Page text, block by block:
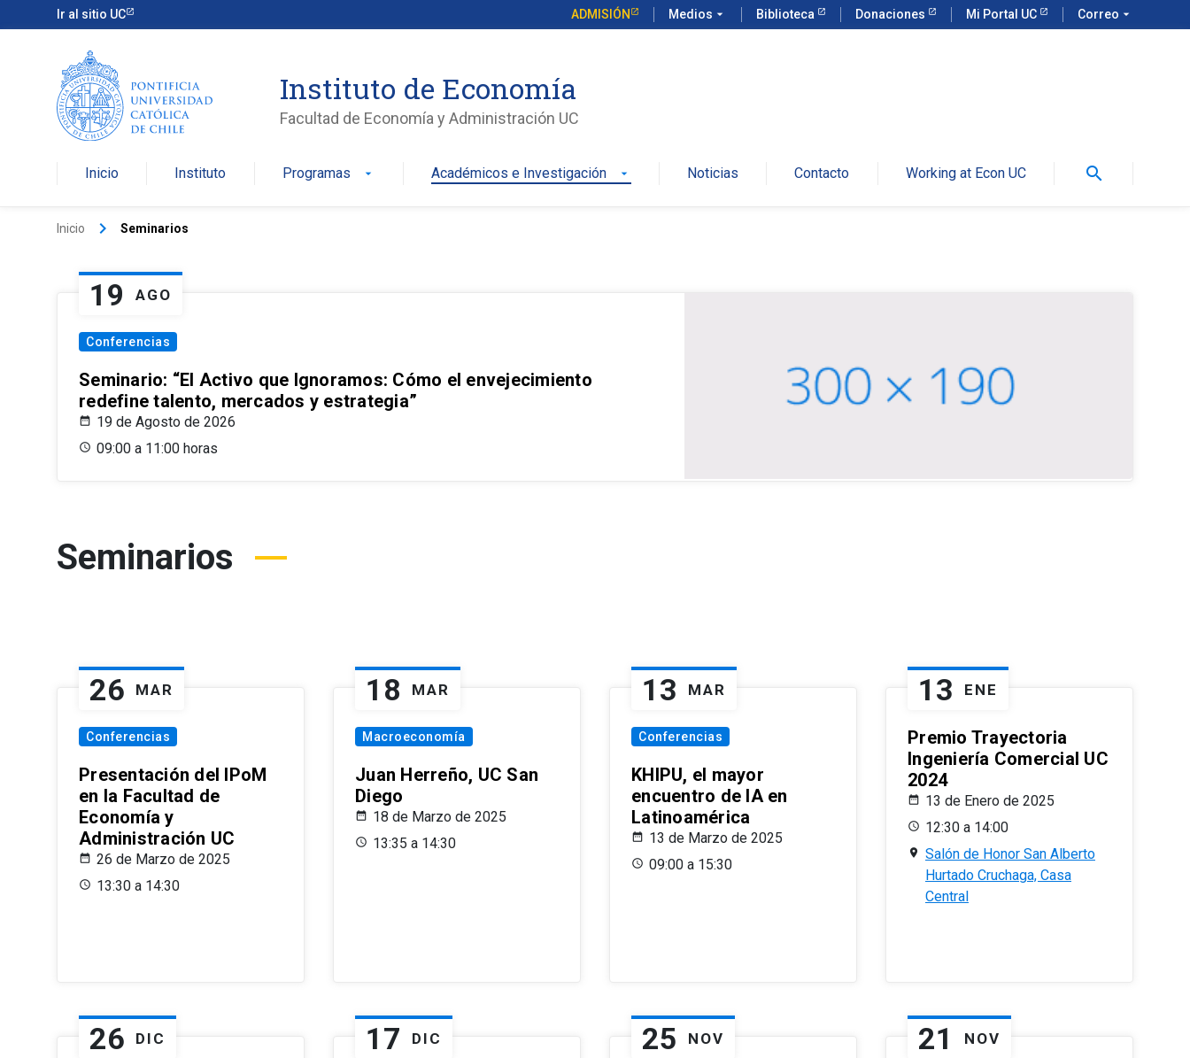
Ir al sitio UC ADMISIÓN Medios arrow_drop_down Biblioteca Donaciones Mi Portal UC Correo arrow_drop_down
Instituto de Economía
Facultad de Economía y Administración UC
Inicio Instituto Programas arrow_drop_down Académicos e Investigación arrow_drop_down Noticias Contacto Working at Econ UC search
Inicio keyboard_arrow_right Seminarios
19 AGO
Conferencias
Seminario: “El Activo que Ignoramos: Cómo el envejecimiento
redefine talento, mercados y estrategia”
19 de Agosto de 2026
09:00 a 11:00 horas
Seminarios
26 MAR
Conferencias
Presentación del IPoM
en la Facultad de
Economía y
Administración UC
26 de Marzo de 2025
13:30 a 14:30
18 MAR
Macroeconomía
Juan Herreño, UC San
Diego
18 de Marzo de 2025
13:35 a 14:30
13 MAR
Conferencias
KHIPU, el mayor
encuentro de IA en
Latinoamérica
13 de Marzo de 2025
09:00 a 15:30
13 ENE
Premio Trayectoria
Ingeniería Comercial UC
2024
13 de Enero de 2025
12:30 a 14:00
Salón de Honor San Alberto
Hurtado Cruchaga, Casa
Central
26 DIC 17 DIC 25 NOV 21 NOV